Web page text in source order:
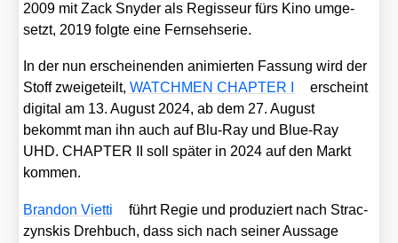
2009 mit Zack Sny­der als Regis­seur fürs Kino umge­
setzt, 2019 folg­te eine Fern­seh­se­rie.
In der nun erschei­nen­den ani­mier­ten Fas­sung wird der
Stoff zwei­ge­teilt,WATCHMEN CHAPTER I
erscheint
digi­tal am 13. August 2024, ab dem 27. August
bekommt man ihn auch auf Blu-Ray und Blue-Ray
UHD. CHAPTER II soll spä­ter in 2024 auf den Markt
kom­men.
Bran­don Viet­ti
führt Regie und pro­du­ziert nach Strac­
zynskis Dreh­buch, dass sich nach sei­ner Aus­sa­ge